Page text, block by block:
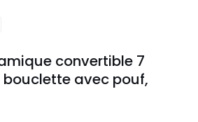
convertible 7
avec pouf,